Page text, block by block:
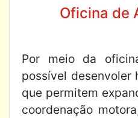
Oficina de
Por meio da
possível desenvoler
que permitem
coordenação